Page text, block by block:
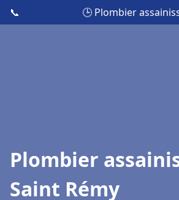
📞 🕒 Plombier
Plombier
Saint Rémy